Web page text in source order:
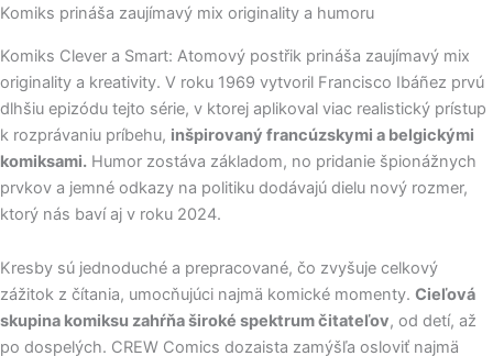
Komiks prináša zaujímavý mix originality a humoru
Komiks Clever a Smart: Atomový postřik prináša zaujímavý mix
originality a kreativity. V roku 1969 vytvoril Francisco Ibáñez prvú
dlhšiu epizódu tejto série, v ktorej aplikoval viac realistický prístup
k rozprávaniu príbehu, inšpirovaný francúzskymi a belgickými
komiksami. Humor zostáva základom, no pridanie špionážnych
prvkov a jemné odkazy na politiku dodávajú dielu nový rozmer,
ktorý nás baví aj v roku 2024.
Kresby sú jednoduché a prepracované, čo zvyšuje celkový
zážitok z čítania, umocňujúci najmä komické momenty. Cieľová
skupina komiksu zahŕňa široké spektrum čitateľov, od detí, až
po dospelých. CREW Comics dozaista zamýšľa osloviť najmä